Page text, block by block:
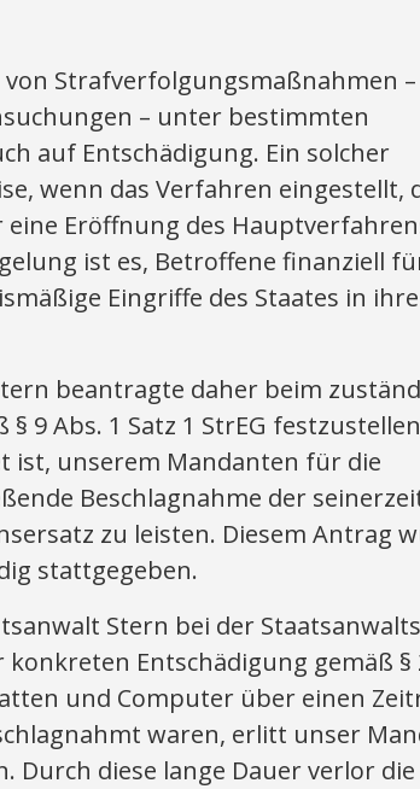
Strafverfolgungsmaßnahmen
– unter bestimmten
auf Entschädigung. Ein solcher
wenn das Verfahren eingestellt,
Eröffnung des
ist es, Betroffene finanziell
Eingriffe des Staates in ihre
beantragte daher beim
9 Abs. 1 Satz 1 StrEG
ist, unserem Mandanten für die
Beschlagnahme der
zu leisten. Diesem Antrag
stattgegeben.
Stern bei der
Entschädigung gemäß §
und Computer über einen
waren, erlitt unser
Durch diese lange Dauer verlor die